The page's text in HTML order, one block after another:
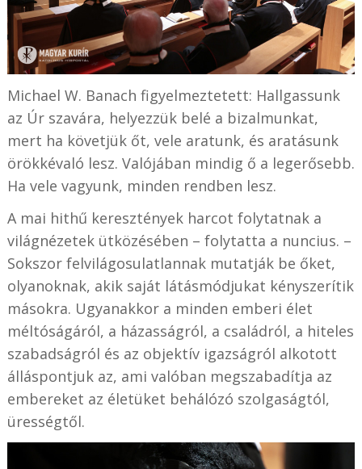
Michael W. Banach figyelmeztetett: Hallgassunk
az Úr szavára, helyezzük belé a bizalmunkat,
mert ha követjük őt, vele aratunk, és aratásunk
örökkévaló lesz. Valójában mindig ő a legerősebb.
Ha vele vagyunk, minden rendben lesz.
A mai hithű keresztények harcot folytatnak a
világnézetek ütközésében – folytatta a nuncius. –
Sokszor felvilágosulatlannak mutatják be őket,
olyanoknak, akik saját látásmódjukat kényszerítik
másokra. Ugyanakkor a minden emberi élet
méltóságáról, a házasságról, a családról, a hiteles
szabadságról és az objektív igazságról alkotott
álláspontjuk az, ami valóban megszabadítja az
embereket az életüket behálózó szolgaságtól,
ürességtől.